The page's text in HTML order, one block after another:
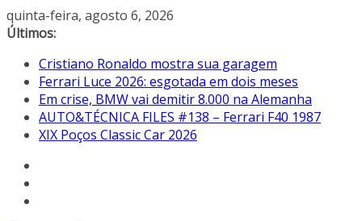
Pular
para
conteúdo
quinta-feira, agosto 6, 2026
Últimos:
Cristiano Ronaldo mostra sua garagem
Ferrari Luce 2026: esgotada em dois meses
Em crise, BMW vai demitir 8.000 na Alemanha
AUTO&TÉCNICA FILES #138 – Ferrari F40 1987
XIX Poços Classic Car 2026